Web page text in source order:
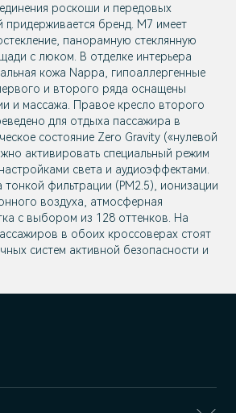
роскоши и передовых
придерживается бренд. М7 имеет
панорамную стеклянную
с люком. В отделке интерьера
кожа Nappa, гипоаллергенные
и второго ряда оснащены
и массажа. Правое кресло второго
для отдыха пассажира в
состояние Zero Gravity («нулевой
активировать специальный режим
света и аудиоэффектами.
тонкой фильтрации (РМ2.5), ионизации
воздуха, атмосферная
с выбором из 128 оттенков. На
в обоих кроссоверах стоят
систем активной безопасности и